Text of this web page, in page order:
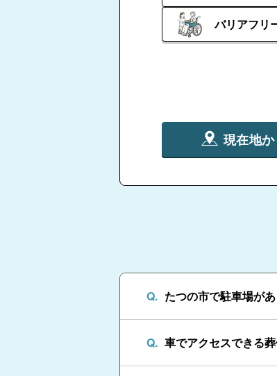
バリアフリ
現在地
たつの市で駐車場が
車でアクセスできる